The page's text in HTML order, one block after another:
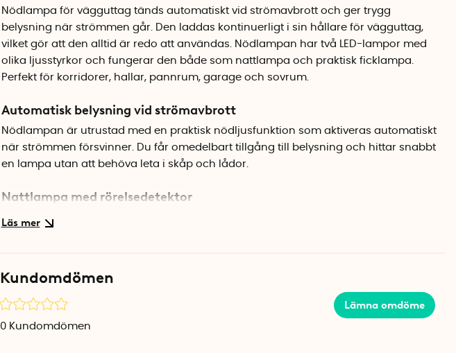
Nödlampa för vägguttag tänds automatiskt vid strömavbrott och ger trygg
belysning när strömmen går. Den laddas kontinuerligt i sin hållare för vägguttag,
vilket gör att den alltid är redo att användas. Nödlampan har två LED-lampor med
olika ljusstyrkor och fungerar den både som nattlampa och praktisk ficklampa.
Perfekt för korridorer, hallar, pannrum, garage och sovrum.
Automatisk belysning vid strömavbrott
Nödlampan är utrustad med en praktisk nödljusfunktion som aktiveras automatiskt
när strömmen försvinner. Du får omedelbart tillgång till belysning och hittar snabbt
en lampa utan att behöva leta i skåp och lådor.
Nattlampa med rörelsedetektor
Den inbyggda rörelsesensorn registrerar rörelser på upp till 2–3 meters avstånd
utrymmen som behöver belysas ordentligt.
Kundomdömen
Lämna omdöme
0 Kundomdömen